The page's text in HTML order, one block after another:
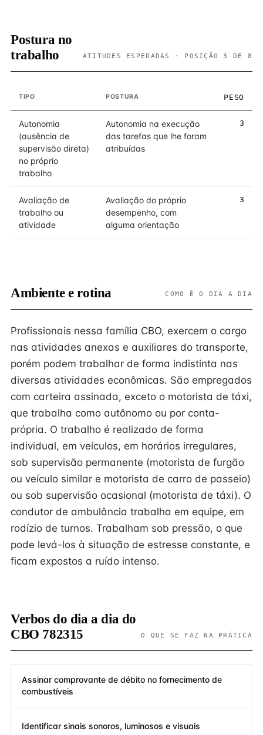
Postura no
trabalho
ATITUDES ESPERADAS · POSIÇÃO 3 DE 8
TIPO POSTURA PESO
Autonomia
(ausência de
supervisão direta)
no próprio
trabalho
Autonomia na execução
das tarefas que lhe foram
atribuídas
3
Avaliação de
trabalho ou
atividade
Avaliação do próprio
desempenho, com
alguma orientação
3
Ambiente e rotina COMO É O DIA A DIA
Profissionais nessa família CBO, exercem o cargo
nas atividades anexas e auxiliares do transporte,
porém podem trabalhar de forma indistinta nas
diversas atividades econômicas. São empregados
com carteira assinada, exceto o motorista de táxi,
que trabalha como autônomo ou por conta-
própria. O trabalho é realizado de forma
individual, em veículos, em horários irregulares,
sob supervisão permanente (motorista de furgão
ou veículo similar e motorista de carro de passeio)
ou sob supervisão ocasional (motorista de táxi). O
condutor de ambulância trabalha em equipe, em
rodízio de turnos. Trabalham sob pressão, o que
pode levá-los à situação de estresse constante, e
ficam expostos a ruído intenso.
Verbos do dia a dia do
CBO 782315
O QUE SE FAZ NA PRÁTICA
Assinar comprovante de débito no fornecimento de
combustíveis
Identificar sinais sonoros, luminosos e visuais